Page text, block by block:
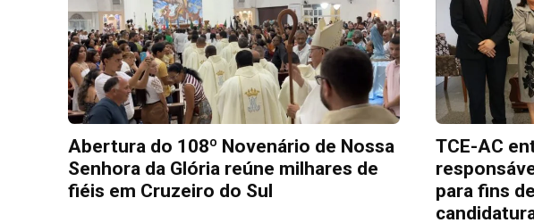
Abertura do 108º Novenário de Nossa
Senhora da Glória reúne milhares de
fiéis em Cruzeiro do Sul
TCE-AC
para fins